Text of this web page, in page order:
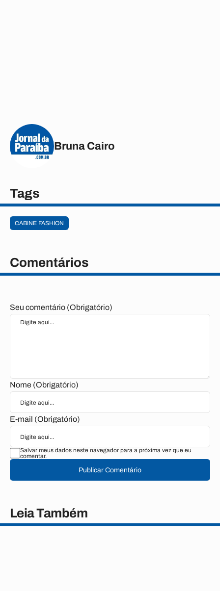
Bruna Cairo
Tags
CABINE FASHION
Comentários
Seu comentário (Obrigatório)
Nome (Obrigatório)
E-mail (Obrigatório)
Salvar meus dados neste navegador para a próxima vez que eu
comentar.
Publicar Comentário
Leia Também